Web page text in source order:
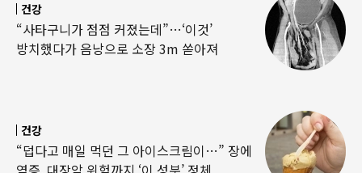
건강
“사타구니가 점점 커졌는데”…‘이것’
방치했다가 음낭으로 소장 3m 쏟아져
건강
“덥다고 매일 먹던 그 아이스크림이…” 장에